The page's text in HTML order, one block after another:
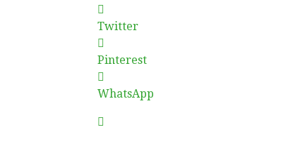
Twitter
Pinterest
WhatsApp